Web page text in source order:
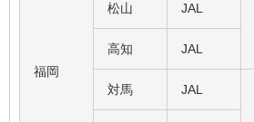
福岡
松山 JAL
高知 JAL
対馬 JAL